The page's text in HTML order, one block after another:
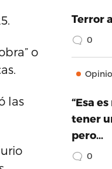
o
las
Terror
0
“Esa
tener
pero…
0